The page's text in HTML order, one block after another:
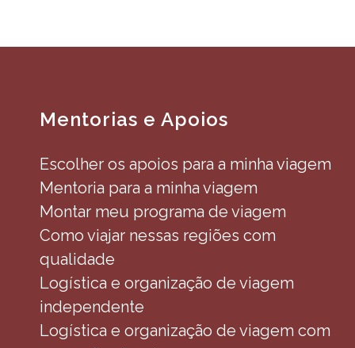
Mentorias e Apoios
Escolher os apoios para a minha viagem
Mentoria para a minha viagem
Montar meu programa de viagem
Como viajar nessas regiões com
qualidade
Logística e organização de viagem
independente
Logística e organização de viagem com